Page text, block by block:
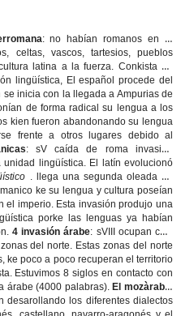
: no habían romanos en la
celtas, vascos, tartesios, pueblos
latina a la fuerza. Conkista de
lingüística, El español procede del
inicia con la llegada a Ampurias de
de forma radical su lengua a los
kien fueron abandonando su lengua
frente a otros lugares debido al
: sV caída de roma invasión
lingüística. El latín evolucionó
. llega una segunda oleada de
ke su lengua y cultura poseían
el imperio. Esta invasión produjo una
porke las lenguas ya habían
4 invasión árabe: sVIII ocupan casi
del norte. Estas zonas del norte
ke poco a poco recuperan el territorio
Estuvimos 8 siglos en contacto con
árabe (4000 palabras). El mozàrabe :
desarollando los diferentes dialectos